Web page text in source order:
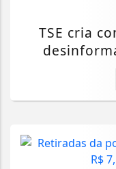
TSE cria